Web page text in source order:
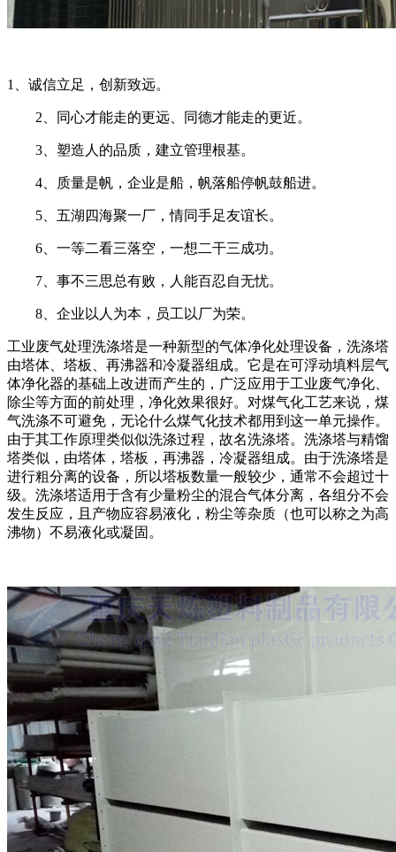
1、诚信立足，创新致远。
2、同心才能走的更远、同德才能走的更近。
3、塑造人的品质，建立管理根基。
4、质量是帆，企业是船，帆落船停帆鼓船进。
5、五湖四海聚一厂，情同手足友谊长。
6、一等二看三落空，一想二干三成功。
7、事不三思总有败，人能百忍自无忧。
8、企业以人为本，员工以厂为荣。
工业废气处理洗涤塔是一种新型的气体净化处理设备，洗涤塔
由塔体、塔板、再沸器和冷凝器组成。它是在可浮动填料层气
体净化器的基础上改进而产生的，广泛应用于工业废气净化、
除尘等方面的前处理，净化效果很好。对煤气化工艺来说，煤
气洗涤不可避免，无论什么煤气化技术都用到这一单元操作。
由于其工作原理类似似洗涤过程，故名洗涤塔。洗涤塔与精馏
塔类似，由塔体，塔板，再沸器，冷凝器组成。由于洗涤塔是
进行粗分离的设备，所以塔板数量一般较少，通常不会超过十
级。洗涤塔适用于含有少量粉尘的混合气体分离，各组分不会
发生反应，且产物应容易液化，粉尘等杂质（也可以称之为高
沸物）不易液化或凝固。